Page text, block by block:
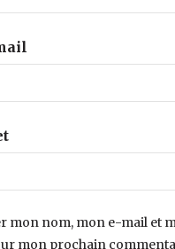
mon nom, mon e-mail et
mon prochain